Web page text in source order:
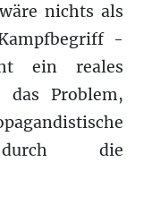
nichts als
-
ein reales
das Problem,
durch die